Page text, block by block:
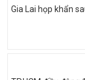
Gia Lai họp khẩn